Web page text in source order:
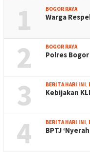
1 BOGOR RAYA
Warga
2 BOGOR RAYA
Polres
3 BERITA HARI INI
Kebijakan
4 BERITA HARI INI
BPTJ